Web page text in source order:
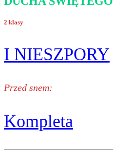
2 klasy
I NIESZPORY
Przed snem:
Kompleta